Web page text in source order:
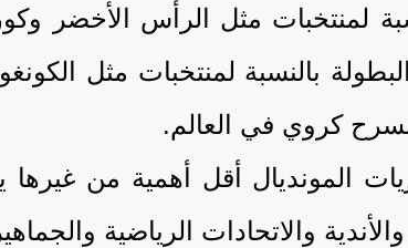
لمنتخبات مثل الرأس الأخضر
بالنسبة لمنتخبات مثل
مسرح كروي في العالم.
المونديال أقل أهمية من غيرها
والأندية والاتحادات الرياضية